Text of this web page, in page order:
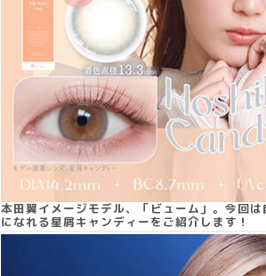
本田翼イメージモデル、「ビューム」。今回
になれる星屑キャンディーをご紹介します！